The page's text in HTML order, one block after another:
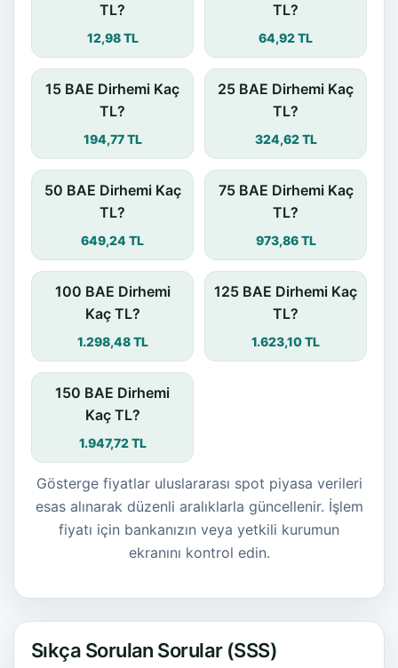
TL?
12,98 TL
TL?
64,92 TL
15 BAE Dirhemi Kaç
TL?
194,77 TL
25 BAE Dirhemi Kaç
TL?
324,62 TL
50 BAE Dirhemi Kaç
TL?
649,24 TL
75 BAE Dirhemi Kaç
TL?
973,86 TL
100 BAE Dirhemi
Kaç TL?
1.298,48 TL
125 BAE Dirhemi Kaç
TL?
1.623,10 TL
150 BAE Dirhemi
Kaç TL?
1.947,72 TL
Gösterge fiyatlar uluslararası spot piyasa verileri
esas alınarak düzenli aralıklarla güncellenir. İşlem
fiyatı için bankanızın veya yetkili kurumun
ekranını kontrol edin.
Sıkça Sorulan Sorular (SSS)